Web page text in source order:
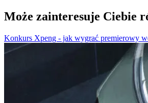
Może zainteresuje Ciebie
Konkurs Xpeng - jak wygrać premierowy